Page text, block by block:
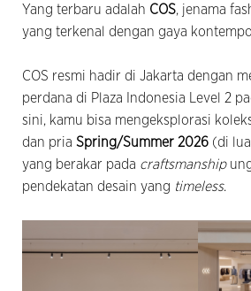
Yang terbaru adalah COS, jenama
yang terkenal dengan gaya
COS resmi hadir di Jakarta dengan
perdana di Plaza Indonesia Level 2
sini, kamu bisa mengeksplorasi
dan pria Spring/Summer 2026 (di
yang berakar pada craftsmanship
pendekatan desain yang timeless.